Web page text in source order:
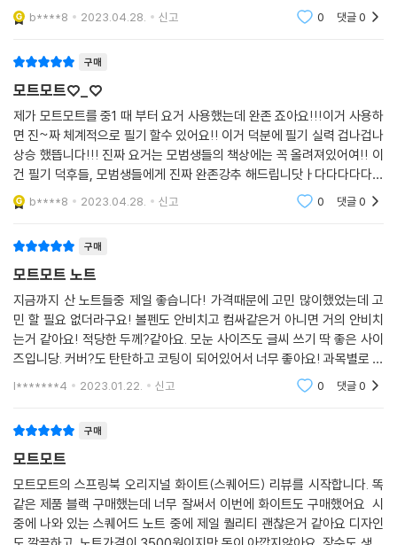
다다!!! 요거 강춧!!!!!!!!!!!!!!
b****8 2023.04.28. 신고 0 댓글0
구매
모트모트♡_♡
제가 모트모트를 중1 때 부터 요거 사용했는데 완존 죠아요!!!이거 사용하
면 진~짜 체계적으로 필기 할수 있어요!! 이거 덕분에 필기 실력 겁나겁나
상승 했뜹니다!!! 진짜 요거는 모범생들의 책상에는 꼭 올려져있어여!! 이
건 필기 덕후들, 모범생들에게 진짜 완존강추 해드립니닷ㅏ다다다다다다
다다!!! 요거 강춧!!!!!!!!!!!!!!
b****8 2023.04.28. 신고 0 댓글0
구매
모트모트 노트
지금까지 산 노트들중 제일 좋습니다! 가격때문에 고민 많이했었는데 고
민 할 필요 없더라구요! 볼펜도 안비치고 컴싸같은거 아니면 거의 안비치
는거 같아요! 적당한 두께?같아요. 모눈 사이즈도 글씨 쓰기 딱 좋은 사이
즈입니당. 커버?도 탄탄하고 코팅이 되어있어서 너무 좋아요! 과목별로 다
살까 생각중입니다 줄보단 모눈이 훨씬 좋으니깐 고민되시면 스퀘어드 사
l*******4 2023.01.22. 신고 0 댓글0
구매
모트모트
모트모트의 스프링북 오리지널 화이트(스퀘어드) 리뷰를 시작합니다. 똑
같은 제품 블랙 구매했는데 너무 잘써서 이번에 화이트도 구매했어요 시
중에 나와 있는 스퀘어드 노트 중에 제일 퀄리티 괜찮은거 같아요 디자인